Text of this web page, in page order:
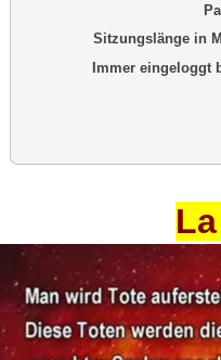
Sitzungslänge in
Immer eingeloggt